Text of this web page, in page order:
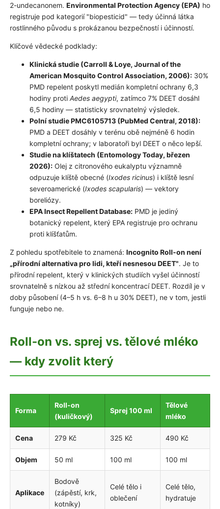
2-undecanonem. Environmental Protection Agency (EPA) ho
registruje pod kategorií "biopesticid" — tedy účinná látka
rostlinného původu s prokázanou bezpečností i účinností.
Klíčové vědecké podklady:
Klinická studie (Carroll & Loye, Journal of the
American Mosquito Control Association, 2006): 30%
PMD repelent poskytl medián kompletní ochrany 6,3
hodiny proti Aedes aegypti, zatímco 7% DEET dosáhl
6,5 hodiny — statisticky srovnatelný výsledek.
Polní studie PMC6105713 (PubMed Central, 2018):
PMD a DEET dosáhly v terénu obě nejméně 6 hodin
kompletní ochrany; v laboratoři byl DEET o něco lepší.
Studie na klíštatech (Entomology Today, březen
2026): Olej z citronového eukalyptu významně
odpuzuje klíště obecné (Ixodes ricinus) i klíště lesní
severoamerické (Ixodes scapularis) — vektory
boreliózy.
EPA Insect Repellent Database: PMD je jediný
botanický repelent, který EPA registruje pro ochranu
proti klíšťatům.
Z pohledu spotřebitele to znamená: Incognito Roll-on není
„přírodní alternativa pro lidi, kteří nesnesou DEET". Je to
přírodní repelent, který v klinických studiích vyšel účinností
srovnatelně s nízkou až střední koncentrací DEET. Rozdíl je v
doby působení (4–5 h vs. 6–8 h u 30% DEET), ne v tom, jestli
funguje nebo ne.
Roll-on vs. sprej vs. tělové mléko
— kdy zvolit který
Forma
Roll-on
(kuličkový)
Sprej 100 ml
Tělové
mléko
Cena 279 Kč 325 Kč 490 Kč
Objem 50 ml 100 ml 100 ml
Aplikace
Bodově
(zápěstí, krk,
kotníky)
Celé tělo i
oblečení
Celé tělo,
hydratuje